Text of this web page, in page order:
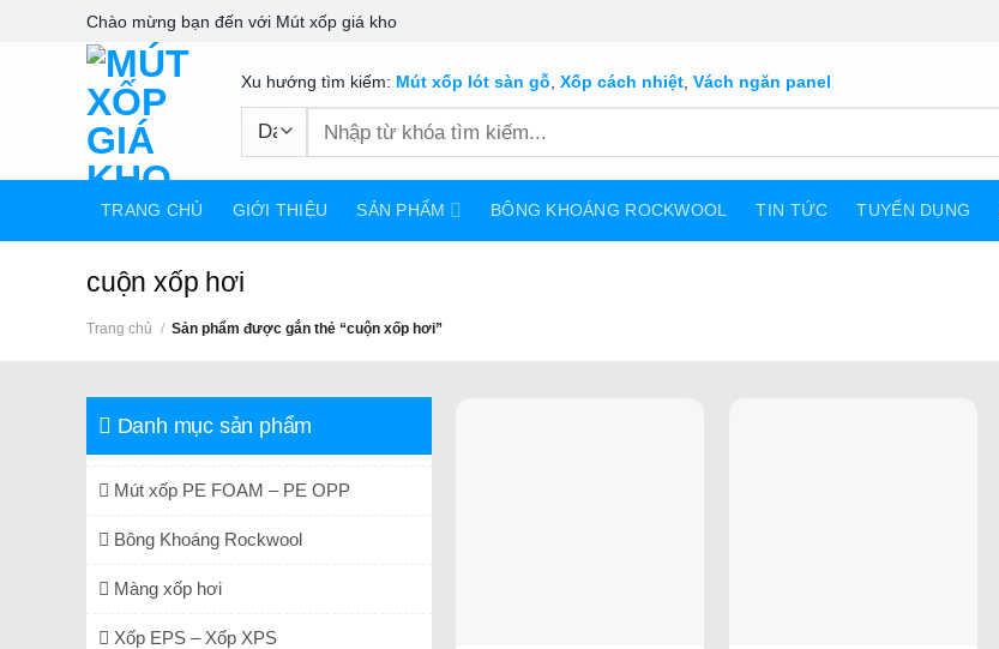
Chào mừng bạn đến với Mút xốp giá kho
Xu hướng tìm kiếm: Mút xốp lót sàn gỗ Xốp cách nhiệt, Vách ngăn panel
Tìm
TRANG CHỦ GIỚI THIỆU SẢN PHẨM BÔNG KHOÁNG ROCKWOOL TIN TỨC TUYỂN DỤNG
cuộn xốp hơi
Trang chủ / Sản phẩm được gắn thẻ “cuộn xốp hơi”
Danh mục sản phẩm
Mút xốp PE FOAM – PE OPP
Bông Khoáng Rockwool
Màng xốp hơi
Xốp EPS – Xốp XPS